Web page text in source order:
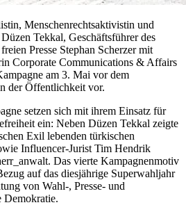
Menschenrechtsaktivistin und
Tekkal, Geschäftsführer des
Presse Stephan Scherzer mit
Corporate Communications & Affairs
am 3. Mai vor dem
der Öffentlichkeit vor.
setzen sich mit ihrem Einsatz für
ein: Neben Düzen Tekkal zeigte
Exil lebenden türkischen
Influencer-Jurist Tim Hendrik
Das vierte Kampagnenmotiv
auf das diesjährige Superwahljahr
von Wahl-, Presse- und
Demokratie.